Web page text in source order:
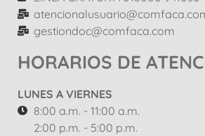
gestiondoc@comfaca.com
HORARIOS DE
LUNES A VIERNES
8:00 a.m. - 11:00 a.m.
2:00 p.m. - 5:00 p.m.